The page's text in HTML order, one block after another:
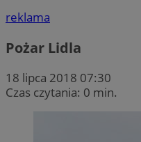
reklama
Pożar Lidla
18 lipca 2018 07:30
Czas czytania: 0 min.